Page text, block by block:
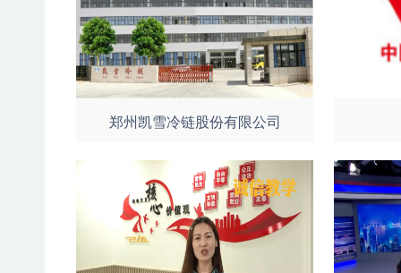
郑州凯雪冷链股份有限公司